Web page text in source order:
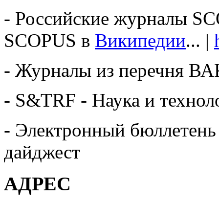
- Российские журналы
SCOPUS в Википедии... |
- Журналы из перечня
- S&TRF - Наука и
- Электронный
дайджест
АДРЕС